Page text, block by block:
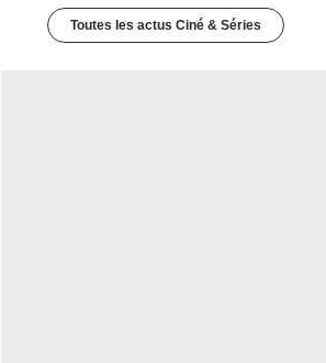
Toutes les actus Ciné & Séries